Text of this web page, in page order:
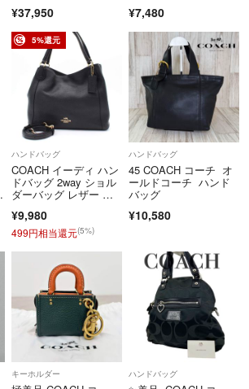
¥37,950 ¥7,480
5%還元
ハンドバッグ
COACH イーディ ハン
ドバッグ 2way ショル
ダーバッグ レザー ブ
97
¥9,980
499円相当還元(5%)
ハンドバッグ
45 COACH コーチ オ
ールドコーチ ハンド
バッグ
¥10,580
キーホルダー ハンドバッグ